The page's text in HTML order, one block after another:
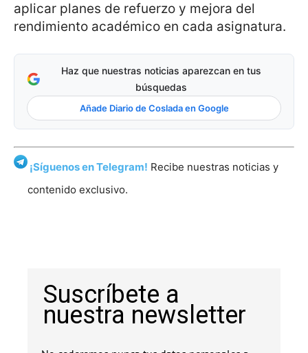
aplicar planes de refuerzo y mejora del
rendimiento académico en cada asignatura.
Haz que nuestras noticias aparezcan en tus
búsquedas
Añade Diario de Coslada en Google
¡Síguenos en Telegram! Recibe nuestras noticias y
contenido exclusivo.
Suscríbete a
nuestra newsletter